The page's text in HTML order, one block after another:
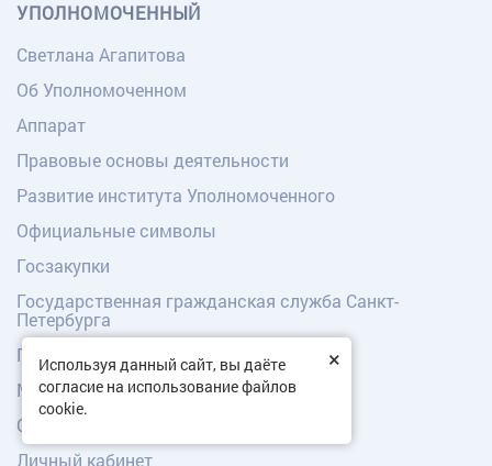
УПОЛНОМОЧЕННЫЙ
Светлана Агапитова
Об Уполномоченном
Аппарат
Правовые основы деятельности
Развитие института Уполномоченного
Официальные символы
Госзакупки
Государственная гражданская служба Санкт-
Петербурга
Противодействие коррупции
Молодежный совет
Охрана труда
Личный кабинет
×
Используя данный сайт, вы даёте
согласие на использование файлов
cookie.